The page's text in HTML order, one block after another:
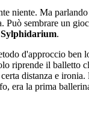
niente. Ma
sembrare un
Sylphidarium.
d'approccio ben
riprende il balletto
distanza e
era la prima